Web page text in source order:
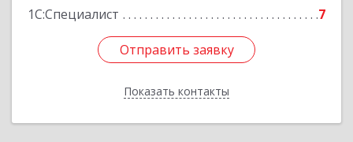
1С:Специалист
7
Отправить заявку
Показать контакты
Отправить заявку
Назад